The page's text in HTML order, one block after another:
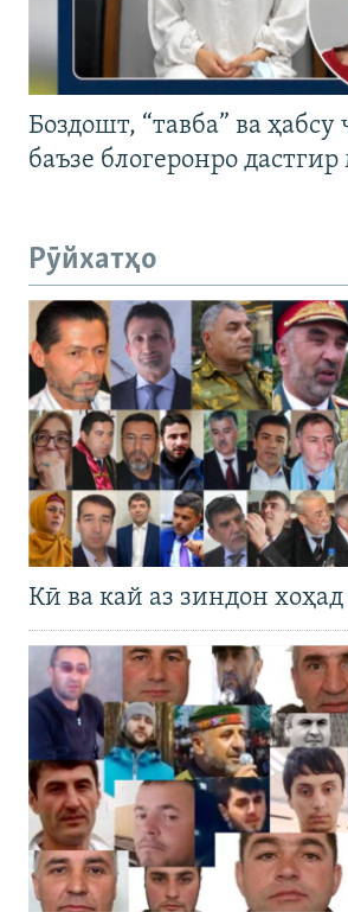
Боздошт, “тавба” ва
баъзе блогеронро
Рӯйхатҳо
Кӣ ва кай аз зиндон